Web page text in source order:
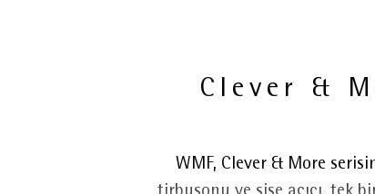
Clever &
WMF, Clever & More